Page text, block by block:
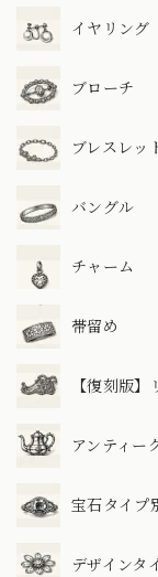
イヤリング
ブローチ
ブレスレッ
バングル
チャーム
帯留め
【復刻版
アンティー
宝石タイプ
デザインタ